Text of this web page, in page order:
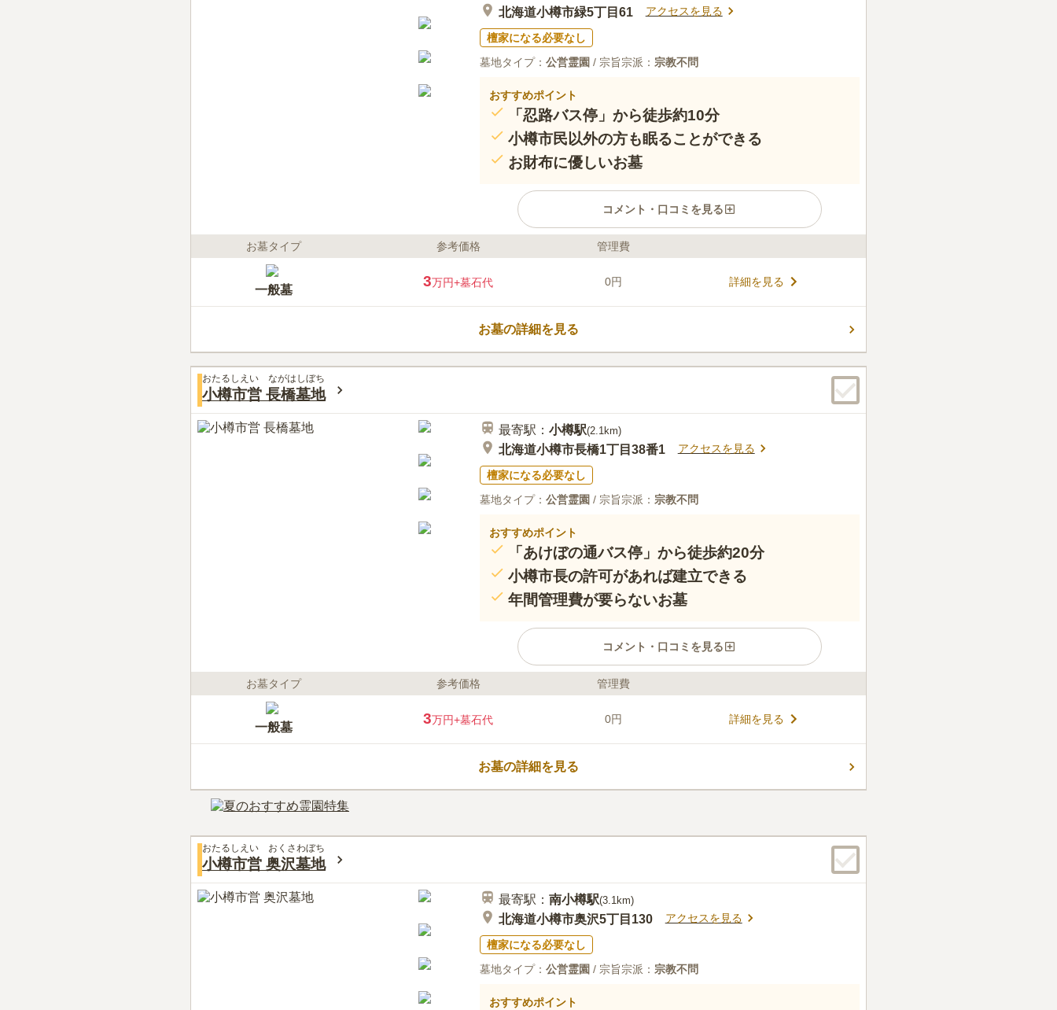
北海道小樽市緑5丁目61 アクセスを見る
檀家になる必要なし
墓地タイプ： 公営霊園 / 宗旨宗派： 宗教不問
おすすめポイント
「忍路バス停」から徒歩約10分
小樽市民以外の方も眠ることができる
お財布に優しいお墓
コメント・口コミを見る
ライフドット編集部のコメント
とができる高台にあります。 葬祭場の真横にあるので、火葬か
ら納骨までを1日で終わらせることができます。 小樽環状線(道
道956号線)からほど近い好立地で、お参りの後のお出かけにも
便利です。 使用はひとり1区画で、使用許可取得を取ったら1年
以内に墓碑の建立をする必要があるのでご注意ください。
墓の隣に斎場があり、駐車場などの施設は問題ない。墓は広く
景観も良い。北海道なので冬季は雪で墓参りはできない
お墓タイプ 参考価格 管理費
一般墓
3万円+墓石代 0円 詳細を見る
お墓の詳細を見る
おたるしえい ながはしぼち
小樽市営 長橋墓地
最寄駅： 小樽駅(2.1km)
北海道小樽市長橋1丁目38番1 アクセスを見る
檀家になる必要なし
墓地タイプ： 公営霊園 / 宗旨宗派： 宗教不問
おすすめポイント
「あけぼの通バス停」から徒歩約20分
小樽市長の許可があれば建立できる
年間管理費が要らないお墓
コメント・口コミを見る
ライフドット編集部のコメント
スーパーやドラッグストアがあり、お参りの荷物を忘れてしま
ってもその場で購入することができます。 国道5号線(長橋バイ
パス)から近い場所にあり、駐車場を完備しています。 車でお参
りをしたい方におすすめです。 使用はひとり1区画と決まって
おり、使用許可取得を取得したら1年以内にお墓を建てる必要が
50代男性
近くにショッピングセンターがありそこで墓参りに必要なもの
口コミの続きを読む
お墓タイプ 参考価格 管理費
一般墓
3万円+墓石代 0円 詳細を見る
お墓の詳細を見る
おたるしえい おくさわぼち
小樽市営 奥沢墓地
最寄駅： 南小樽駅(3.1km)
北海道小樽市奥沢5丁目130 アクセスを見る
檀家になる必要なし
墓地タイプ： 公営霊園 / 宗旨宗派： 宗教不問
おすすめポイント